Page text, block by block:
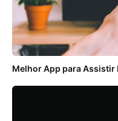
Melhor App para Assistir